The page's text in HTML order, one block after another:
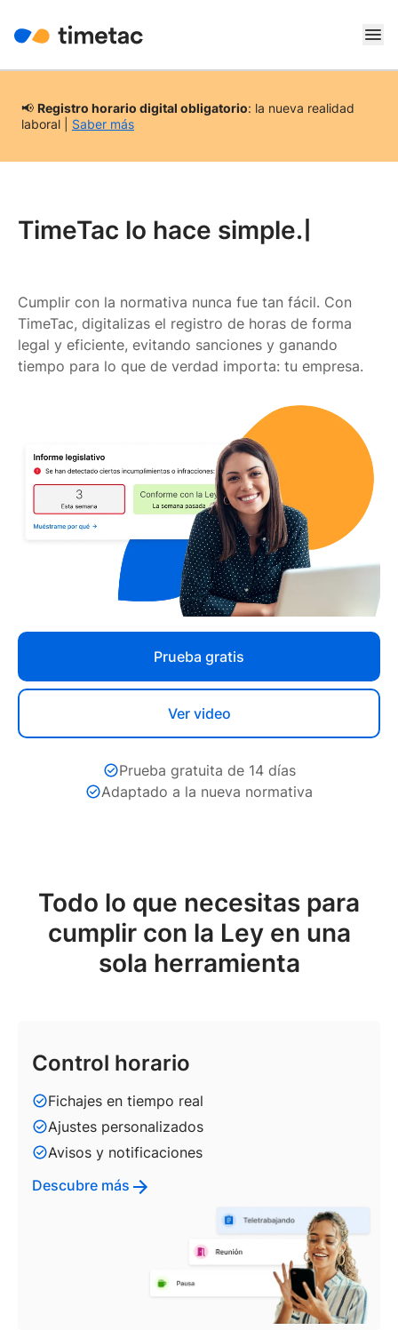
📢 Registro horario digital obligatorio: la nueva realidad
laboral | Saber más
TimeTac lo hace simple
Cumplir con la normativa nunca fue tan fácil. Con
TimeTac, digitalizas el registro de horas de forma
legal y eficiente, evitando sanciones y ganando
tiempo para lo que de verdad importa: tu empresa.
Prueba gratis
Ver video
Prueba gratuita de 14 días
Adaptado a la nueva normativa
Todo lo que necesitas para
cumplir con la Ley en una
sola herramienta
Control horario
Fichajes en tiempo real
Ajustes personalizados
Avisos y notificaciones
Descubre más